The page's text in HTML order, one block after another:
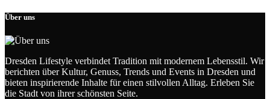
Über uns
Dresden Lifestyle verbindet Tradition mit modernem Lebensstil. Wir
berichten über Kultur, Genuss, Trends und Events in Dresden und
bieten inspirierende Inhalte für einen stilvollen Alltag. Erleben Sie
die Stadt von ihrer schönsten Seite.